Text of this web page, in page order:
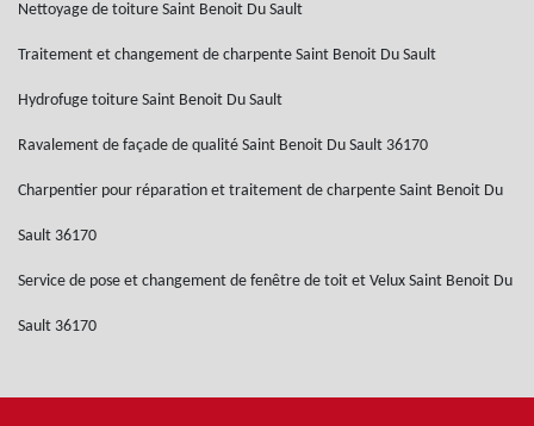
Nettoyage de toiture Saint Benoit Du Sault
Traitement et changement de charpente Saint Benoit Du Sault
Hydrofuge toiture Saint Benoit Du Sault
Ravalement de façade de qualité Saint Benoit Du Sault 36170
Charpentier pour réparation et traitement de charpente Saint Benoit Du
Sault 36170
Service de pose et changement de fenêtre de toit et Velux Saint Benoit Du
Sault 36170